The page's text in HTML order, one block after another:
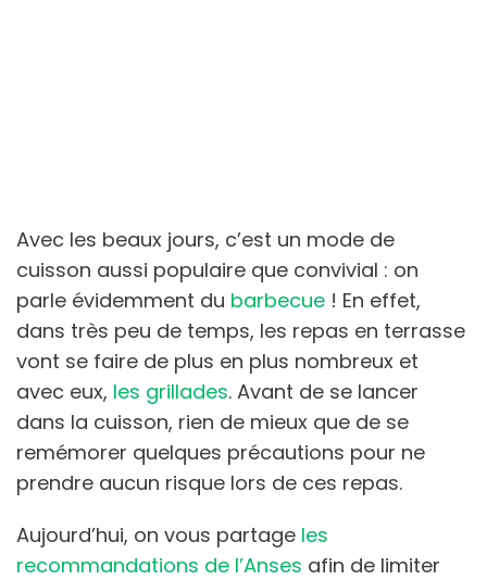
Avec les beaux jours, c’est un mode de
cuisson aussi populaire que convivial : on
parle évidemment du barbecue ! En effet,
dans très peu de temps, les repas en terrasse
vont se faire de plus en plus nombreux et
avec eux, les grillades. Avant de se lancer
dans la cuisson, rien de mieux que de se
remémorer quelques précautions pour ne
prendre aucun risque lors de ces repas.
Aujourd’hui, on vous partage les
recommandations de l’Anses afin de limiter